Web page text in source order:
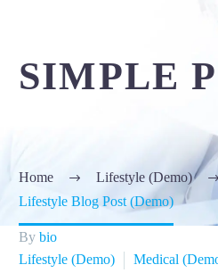
SIMPLE
Home
Lifestyle (Demo)
Lifestyle Blog Post (Demo)
By bio
Lifestyle (Demo)
Medical